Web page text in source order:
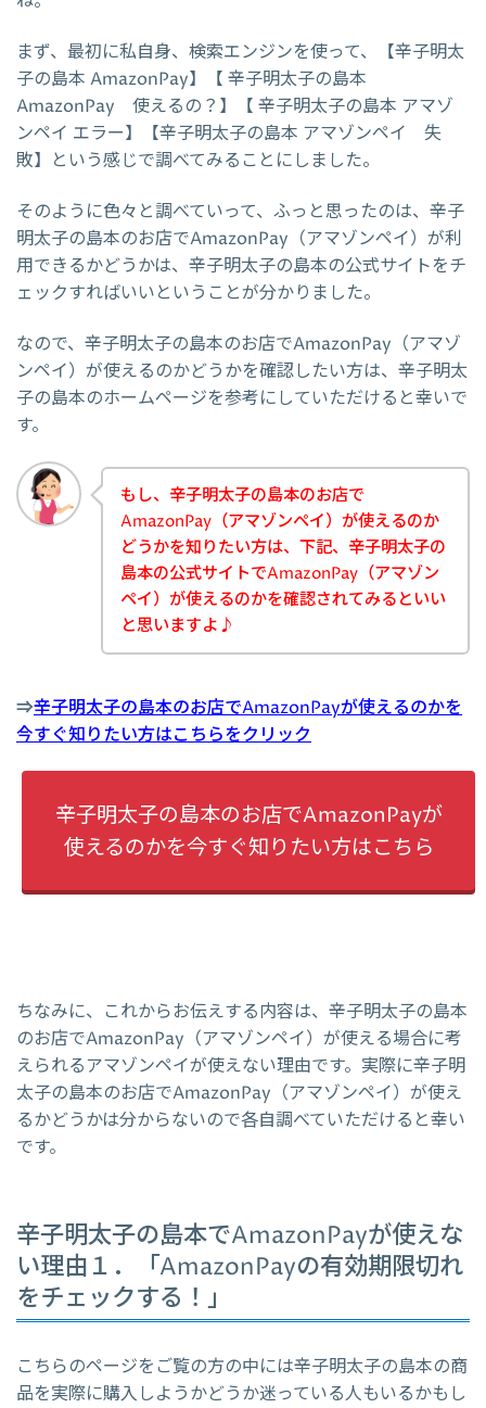
まず、最初に私自身、検索エンジンを使って、【辛子明太
子の島本 AmazonPay】【 辛子明太子の島本
AmazonPay 使えるの？】【 辛子明太子の島本 アマゾ
ンペイ エラー】【辛子明太子の島本 アマゾンペイ 失
敗】という感じで調べてみることにしました。
そのように色々と調べていって、ふっと思ったのは、辛子
明太子の島本のお店でAmazonPay（アマゾンペイ）が利
用できるかどうかは、辛子明太子の島本の公式サイトをチ
ェックすればいいということが分かりました。
なので、辛子明太子の島本のお店でAmazonPay（アマゾ
ンペイ）が使えるのかどうかを確認したい方は、辛子明太
子の島本のホームページを参考にしていただけると幸いで
す。
もし、辛子明太子の島本のお店で
AmazonPay（アマゾンペイ）が使えるのか
どうかを知りたい方は、下記、辛子明太子の
島本の公式サイトでAmazonPay（アマゾン
ペイ）が使えるのかを確認されてみるといい
と思いますよ♪
⇒辛子明太子の島本のお店でAmazonPayが使えるのかを
今すぐ知りたい方はこちらをクリック
辛子明太子の島本のお店でAmazonPayが
使えるのかを今すぐ知りたい方はこちら
ちなみに、これからお伝えする内容は、辛子明太子の島本
のお店でAmazonPay（アマゾンペイ）が使える場合に考
えられるアマゾンペイが使えない理由です。実際に辛子明
太子の島本のお店でAmazonPay（アマゾンペイ）が使え
るかどうかは分からないので各自調べていただけると幸い
です。
辛子明太子の島本でAmazonPayが使えな
い理由１．「AmazonPayの有効期限切れ
をチェックする！」
こちらのページをご覧の方の中には辛子明太子の島本の商
品を実際に購入しようかどうか迷っている人もいるかもし